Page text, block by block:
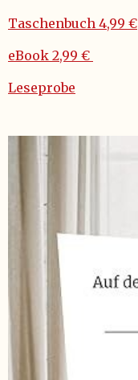
Taschenbuch 4,99 €
eBook 2,99 €
Leseprobe